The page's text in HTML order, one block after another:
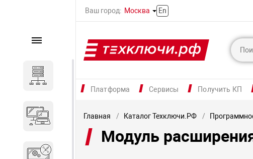
Ваш город: Москва En
Платформа Сервисы Получить КП
Каталог
Компьютеры и ноутбуки
Комплектующие для
Главная Каталог Техключи.РФ
Модуль